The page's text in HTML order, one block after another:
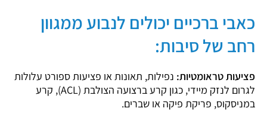
כאבי ברכיים יכולים לנבוע ממגוון
רחב של סיבות:
פציעות טראומטיות: נפילות, תאונות או פציעות ספורט עלולות
לגרום לנזק מיידי, כגון קרע ברצועה הצולבת (ACL), קרע
במניסקוס, פריקת פיקה או שברים.